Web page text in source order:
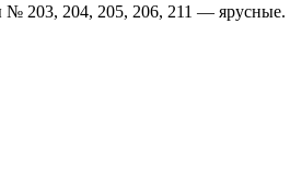
№ 203, 204, 205, 206, 211 — ярусные.